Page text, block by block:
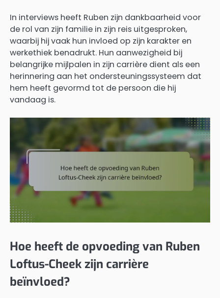
In interviews heeft Ruben zijn dankbaarheid voor
de rol van zijn familie in zijn reis uitgesproken,
waarbij hij vaak hun invloed op zijn karakter en
werkethiek benadrukt. Hun aanwezigheid bij
belangrijke mijlpalen in zijn carrière dient als een
herinnering aan het ondersteuningssysteem dat
hem heeft gevormd tot de persoon die hij
vandaag is.
Hoe heeft de opvoeding van Ruben
Loftus-Cheek zijn carrière
beïnvloed?